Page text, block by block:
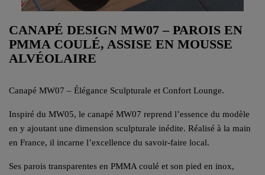
CANAPÉ DESIGN MW07 – PAROIS EN
PMMA COULÉ, ASSISE EN MOUSSE
ALVÉOLAIRE
Canapé MW07 – Élégance Sculpturale et Confort Lounge.
Inspiré du MW05, le canapé MW07 reprend l’essence du modèle
en y ajoutant une dimension sculpturale inédite. Réalisé à la main
en France, il incarne l’excellence du savoir-faire local.
Ses parois transparentes en PMMA coulé et son pied en inox,